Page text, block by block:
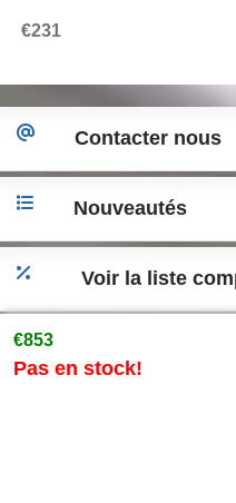
€231
€853
Pas en stock!
Contacter nous
Nouveautés
Voir la liste
Accéder a la